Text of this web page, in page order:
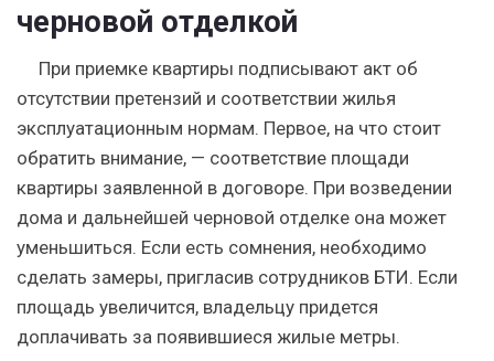
черновой отделкой
При приемке квартиры подписывают акт об
отсутствии претензий и соответствии жилья
эксплуатационным нормам. Первое, на что стоит
обратить внимание, — соответствие площади
квартиры заявленной в договоре. При возведении
дома и дальнейшей черновой отделке она может
уменьшиться. Если есть сомнения, необходимо
сделать замеры, пригласив сотрудников БТИ. Если
площадь увеличится, владельцу придется
доплачивать за появившиеся жилые метры.